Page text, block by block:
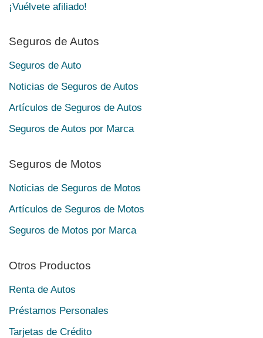
¡Vuélvete afiliado!
Seguros de Autos
Seguros de Auto
Noticias de Seguros de Autos
Artículos de Seguros de Autos
Seguros de Autos por Marca
Seguros de Motos
Noticias de Seguros de Motos
Artículos de Seguros de Motos
Seguros de Motos por Marca
Otros Productos
Renta de Autos
Préstamos Personales
Tarjetas de Crédito